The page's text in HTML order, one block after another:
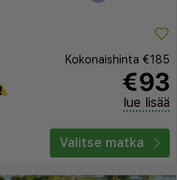
Kokonaishinta €185
€93
lue lisää
Valitse matka